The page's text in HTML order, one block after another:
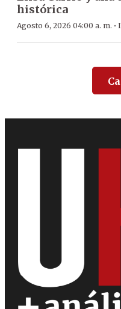
histórica
Agosto 6, 2026 04:00 a. m. ·